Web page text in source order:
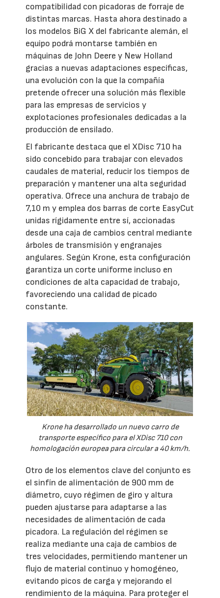
compatibilidad con picadoras de forraje de
distintas marcas. Hasta ahora destinado a
los modelos BiG X del fabricante alemán, el
equipo podrá montarse también en
máquinas de John Deere y New Holland
gracias a nuevas adaptaciones específicas,
una evolución con la que la compañía
pretende ofrecer una solución más flexible
para las empresas de servicios y
explotaciones profesionales dedicadas a la
producción de ensilado.
El fabricante destaca que el XDisc 710 ha
sido concebido para trabajar con elevados
caudales de material, reducir los tiempos de
preparación y mantener una alta seguridad
operativa. Ofrece una anchura de trabajo de
7,10 m y emplea dos barras de corte EasyCut
unidas rígidamente entre sí, accionadas
desde una caja de cambios central mediante
árboles de transmisión y engranajes
angulares. Según Krone, esta configuración
garantiza un corte uniforme incluso en
condiciones de alta capacidad de trabajo,
favoreciendo una calidad de picado
constante.
Krone ha desarrollado un nuevo carro de
transporte específico para el XDisc 710 con
homologación europea para circular a 40 km/h.
Otro de los elementos clave del conjunto es
el sinfín de alimentación de 900 mm de
diámetro, cuyo régimen de giro y altura
pueden ajustarse para adaptarse a las
necesidades de alimentación de cada
picadora. La regulación del régimen se
realiza mediante una caja de cambios de
tres velocidades, permitiendo mantener un
flujo de material continuo y homogéneo,
evitando picos de carga y mejorando el
rendimiento de la máquina. Para proteger el